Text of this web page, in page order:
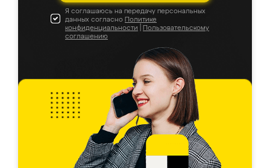
Я соглашаюсь на передачу персональных
данных согласно Политике
конфиденциальности
Пользовательскому
соглашению